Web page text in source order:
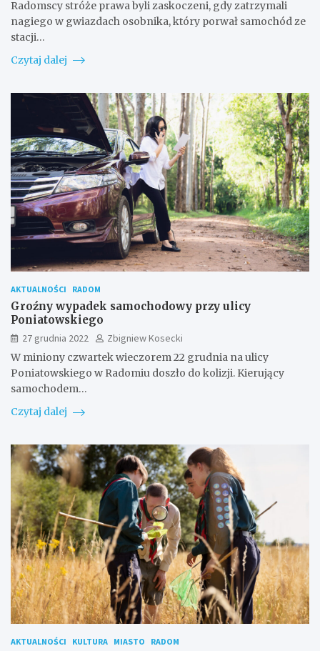
Radomscy stróże prawa byli zaskoczeni, gdy zatrzymali
nagiego w gwiazdach osobnika, który porwał samochód ze
stacji…
Czytaj dalej
AKTUALNOŚCI RADOM
Groźny wypadek samochodowy przy ulicy
Poniatowskiego
27 grudnia 2022
Zbigniew Kosecki
W miniony czwartek wieczorem 22 grudnia na ulicy
Poniatowskiego w Radomiu doszło do kolizji. Kierujący
samochodem…
Czytaj dalej
AKTUALNOŚCI KULTURA MIASTO RADOM